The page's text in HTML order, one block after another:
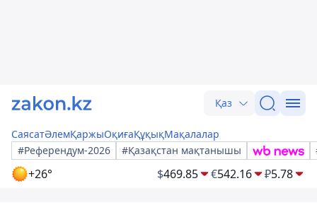
Қаз
СаясатӘлемҚаржыОқиғаҚұқықМақалалар
#Референдум-2026
#Қазақстан мақтанышы
+26° $469.85 €542.16 ₽5.78